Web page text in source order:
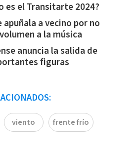
es el Transitarte 2024?
apuñala a vecino por no
a la música
anuncia la salida de
figuras
viento frente frío